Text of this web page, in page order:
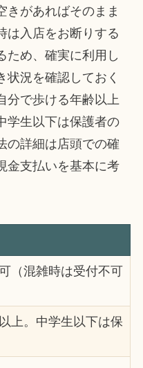
きがあればそのまま
は入店をお断りする
ため、確実に利用し
状況を確認しておく
分で歩ける年齢以上
学生以下は保護者の
の詳細は店頭での確
金支払いを基本に考
（混雑時は受付不可
上。中学生以下は保